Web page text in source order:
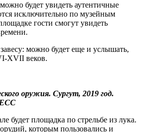
будет увидеть аутентичные
исключительно по музейным
гости смогут увидеть
можно будет еще и услышать,
XVII веков.
оружия. Сургут, 2019 год.
будет площадка по стрельбе из лука.
которым пользовались и